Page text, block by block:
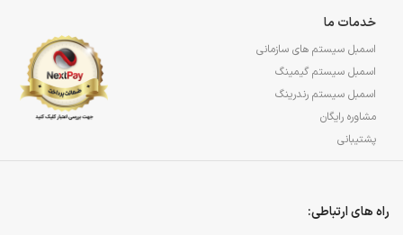
خدمات ما
اسمبل سیستم های سازمانی
اسمبل سیستم گیمینگ
اسمبل سیستم رندرینگ
مشاوره رایگان
پشتیبانی
راه های ارتباطی: